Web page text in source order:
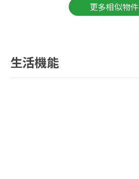
更多相似物件
生活機能